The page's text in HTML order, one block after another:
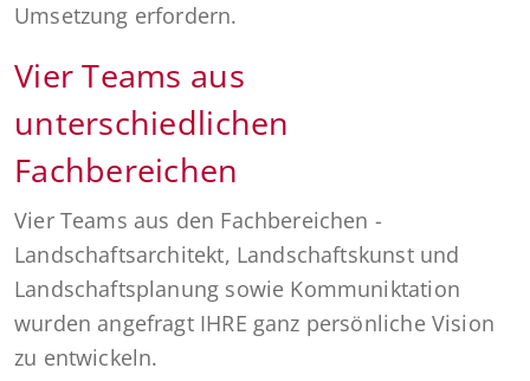
Umsetzung erfordern.
Vier Teams aus
unterschiedlichen
Fachbereichen
Vier Teams aus den Fachbereichen -
Landschaftsarchitekt, Landschaftskunst und
Landschaftsplanung sowie Kommuniktation
wurden angefragt IHRE ganz persönliche Vision
zu entwickeln.